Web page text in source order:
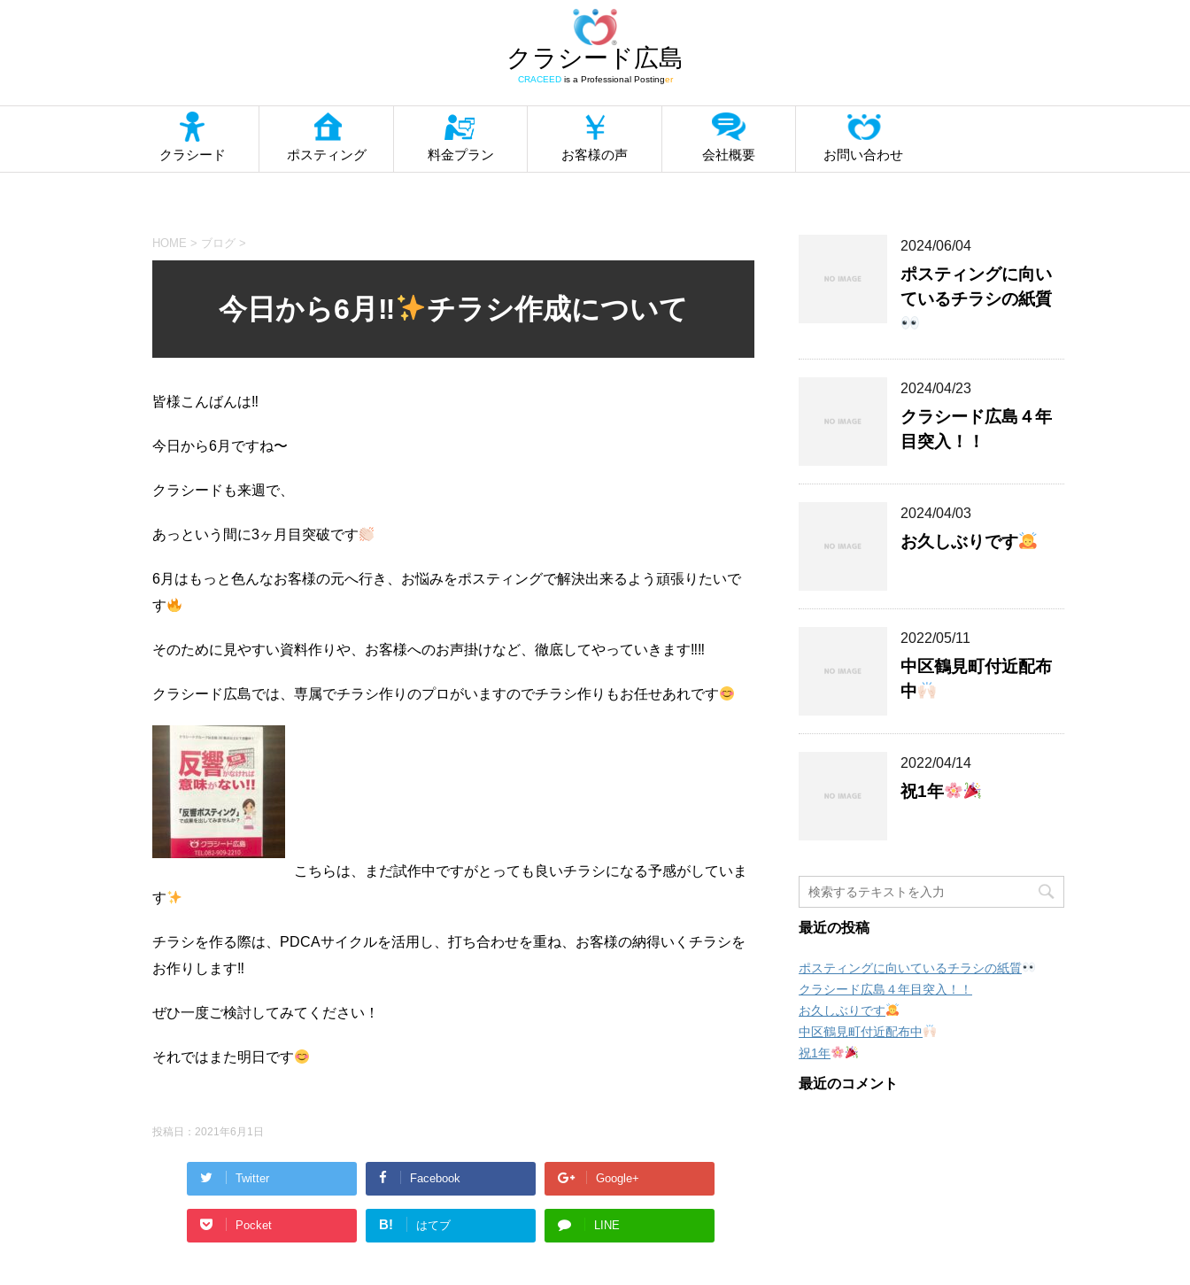
クラシード広島
CRACEEDis a Professional Postinger
クラシード ポスティング 料金プラン お客様の声 会社概要 お問い合わせ
HOME > ブログ >
今日から6月‼︎ チラシ作成について
皆様こんばんは‼︎
今日から6月ですね〜
クラシードも来週で、
あっという間に3ヶ月目突破です
6月はもっと色んなお客様の元へ行き、お悩みをポスティングで解決出来るよう頑張りたいで
す
そのために見やすい資料作りや、お客様へのお声掛けなど、徹底してやっていきます‼︎‼︎
クラシード広島では、専属でチラシ作りのプロがいますのでチラシ作りもお任せあれです
こちらは、まだ試作中ですがとっても良いチラシになる予感がしていま
す
チラシを作る際は、PDCAサイクルを活用し、打ち合わせを重ね、お客様の納得いくチラシを
お作りします‼︎
ぜひ一度ご検討してみてください！
それではまた明日です
投稿日： 2021年6月1日
Twitter Facebook Google+
Pocket B! はてブ LINE
2024/06/04
ポスティングに向い
ているチラシの紙質
2024/04/23
クラシード広島４年
目突入！！
2024/04/03
お久しぶりです
2022/05/11
中区鶴見町付近配布
中
2022/04/14
祝1年
最近の投稿
ポスティングに向いているチラシの紙質
クラシード広島４年目突入！！
お久しぶりです
中区鶴見町付近配布中
祝1年
最近のコメント